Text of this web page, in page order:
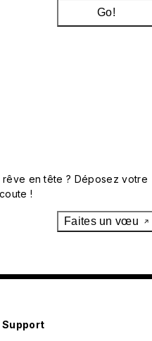
Go!
en tête ? Déposez votre
!
Faites un vœu
Support